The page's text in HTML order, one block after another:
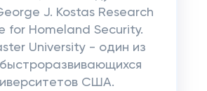
J. Kostas Research
for Homeland Security.
University - один из
США.